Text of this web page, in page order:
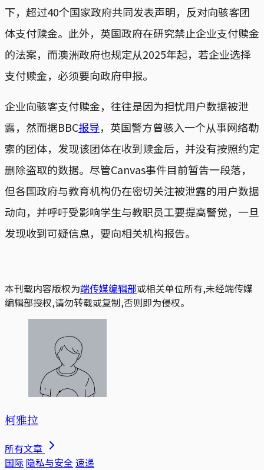
下，超过40个国家政府共同发表声明，反对向骇客团
体支付赎金。此外，英国政府在研究禁止企业支付赎金
的法案，而澳洲政府也规定从2025年起，若企业选择
支付赎金，必须要向政府申报。
企业向骇客支付赎金，往往是因为担忧用户数据被泄
露，然而据BBC报导，英国警方曾骇入一个从事网络勒
索的团体，发现该团体在收到赎金后，并没有按照约定
删除盗取的数据。尽管Canvas事件目前暂告一段落，
但各国政府与教育机构仍在密切关注被泄露的用户数据
动向，并呼吁受影响学生与教职员工要提高警觉，一旦
发现收到可疑信息，要向相关机构报告。
本刊载内容版权为端传媒编辑部或相关单位所有,未经端传媒
编辑部授权,请勿转载或复制,否则即为侵权。
柯雅拉
所有文章
国际 隐私与安全 速递